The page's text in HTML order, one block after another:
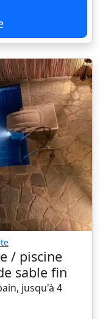
/ piscine
sable fin
jusqu'à 4